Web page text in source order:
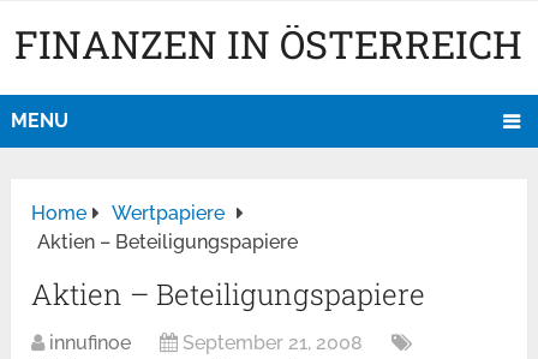
FINANZEN IN ÖSTERREICH
MENU
Home
Wertpapiere
Aktien – Beteiligungspapiere
Aktien – Beteiligungspapiere
innufinoe
September 21, 2008